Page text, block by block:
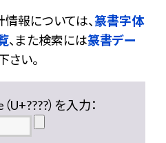
報については、篆書字体
、また検索には篆書デー
さい。
）を入力：